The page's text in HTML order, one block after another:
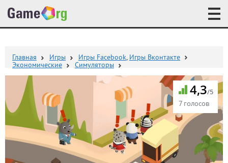
Главная Игры Игры Facebook, Игры Вконтакте
Экономические
Симуляторы
4,3/5
7 голосов